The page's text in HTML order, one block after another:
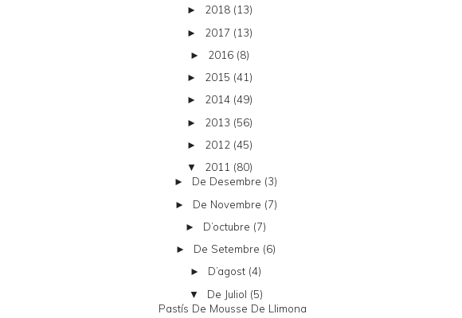
► 2018 (13)
► 2017 (13)
► 2016 (8)
► 2015 (41)
► 2014 (49)
► 2013 (56)
► 2012 (45)
▼ 2011 (80)
► De Desembre (3)
► De Novembre (7)
► D’octubre (7)
► De Setembre (6)
► D’agost (4)
▼ De Juliol (5)
Pastís De Mousse De Llimona